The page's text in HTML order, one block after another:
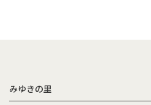
みゆきの里